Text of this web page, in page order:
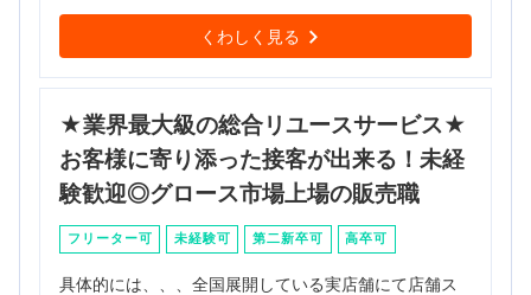
くわしく見る
★業界最大級の総合リユースサービス★
お客様に寄り添った接客が出来る！未経
験歓迎◎グロース市場上場の販売職
フリーター可 未経験可 第二新卒可 高卒可
具体的には、、、全国展開している実店舗にて店舗ス